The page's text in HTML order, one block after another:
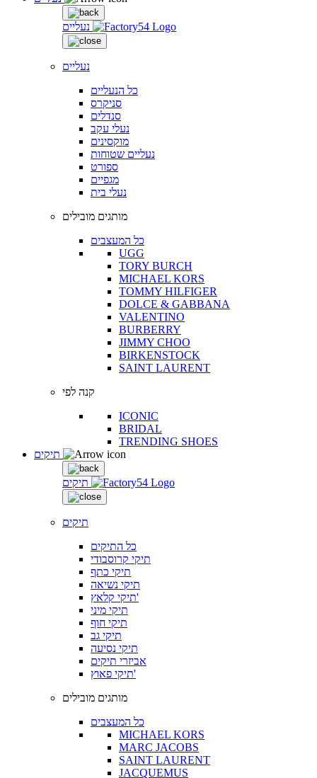
נעליים
נעליים
כל הנעליים
סניקרס
סנדלים
נעלי עקב
מוקסינים
נעליים שטוחות
ספורט
מגפיים
נעלי בית
מותגים מובילים
כל המעצבים
UGG
TORY BURCH
MICHAEL KORS
TOMMY HILFIGER
DOLCE & GABBANA
VALENTINO
BURBERRY
JIMMY CHOO
BIRKENSTOCK
SAINT LAURENT
קנה לפי
ICONIC
BRIDAL
TRENDING SHOES
תיקים
תיקים
כל התיקים
תיקי קרוסבודי
תיקי כתף
תיקי נשיאה
תיקי קלאץ'
תיקי מיני
תיקי חוף
תיקי גב
תיקי נסיעה
אביזרי תיקים
תיקי פאוץ'
מותגים מובילים
כל המעצבים
MICHAEL KORS
MARC JACOBS
SAINT LAURENT
JACQUEMUS